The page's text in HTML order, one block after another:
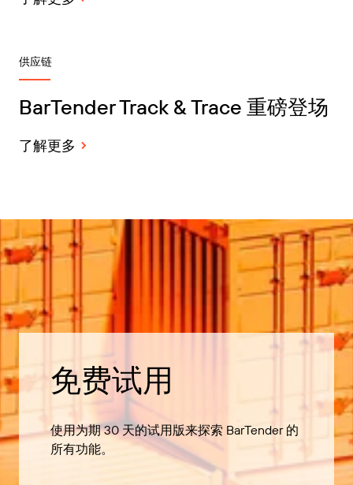
供应链
BarTender Track & Trace 重磅登场
了解更多
免费试用
使用为期 30 天的试用版来探索 BarTender 的
所有功能。